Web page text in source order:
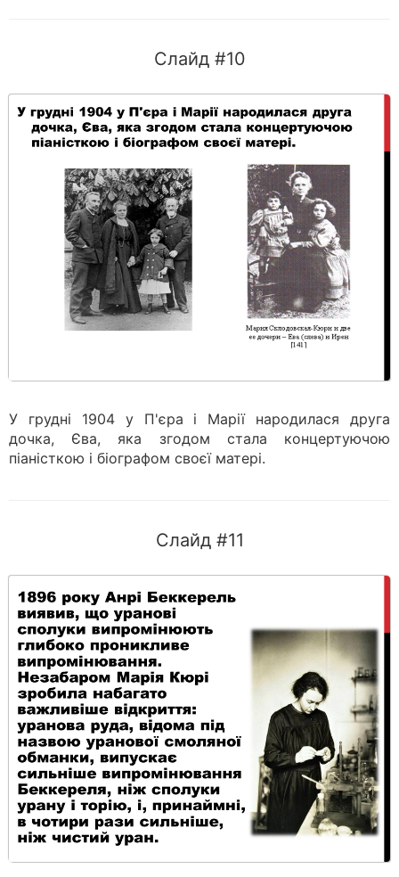
Слайд #10
У грудні 1904 у П'єра і Марії народилася друга
дочка, Єва, яка згодом стала концертуючою
піаністкою і біографом своєї матері.
Слайд #11